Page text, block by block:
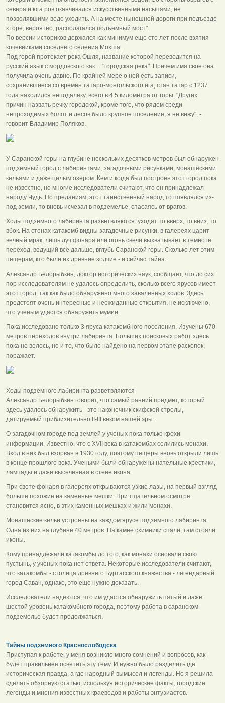
севера и юга ров оканчивался искусственными насыпями, не
позволявшими воде уходить. А на месте нынешней дороги при подъезде
к горе, вероятно, располагался подъемный мост".
По версии историков держался как минимум еще сто лет после взятия
кочевниками соседнего селения Мохша.
Под горой протекает река Ошля, название которой переводится на
русский язык с мордовского как… "городская река". Причем имя свое она
получила очень давно. По крайней мере о ней есть записи,
сохранившиеся со времен татаро-монгольского ига, стан татар с 1237
года находился неподалеку, всего в 4,5 километра от горы. "Других
причин назвать речку городской, кроме того, что рядом среди
непроходимых болот и лесов было крупное поселение, я не вижу", -
говорит Владимир Поляков.
У Саранской горы на глубине нескольких десятков метров был обнаружен
подземный город с лабиринтами, загадочными рисунками, монашескими
кельями и даже целым озером. Кем и когда был построен этот город пока
не известно, но многие исследователи считают, что он принадлежал
народу Чудь. По преданиям, этот таинственный народ то появлялся из-
под земли, то вновь исчезал в подземелье, спасаясь от врагов.
Ходы подземного лабиринта разветвляются: уходят то вверх, то вниз, то
вбок. На стенах катакомб видны загадочные рисунки, в галереях царит
вечный мрак, лишь луч фонаря или огонь свечи выхватывает в темноте
переход, ведущий всё дальше, вглубь Саранской горы. Сколько лет этим
пещерам, кто были их древние зодчие - и сейчас тайна.
Александр Белорыбкин, доктор исторических наук, сообщает, что до сих
пор исследователям не удалось определить, сколько всего ярусов имеет
этот город, так как было обнаружено много заваленных ходов. Здесь
предстоят очень интересные и неожиданные открытия, не исключено,
что ученым удастся обнаружить мумии.
Пока исследовано только 3 яруса катакомбного поселения. Изучены 670
метров переходов внутри лабиринта. Больших поисковых работ здесь
пока не велось, но и то, что было найдено на первом этапе раскопок,
поражает.
Ходы подземного лабиринта разветвляются
Александр Белорыбкин говорит, что самый ранний предмет, который
здесь удалось обнаружить - это наконечник скифской стрелы,
датируемый приблизительно II-III веком нашей эры.
О загадочном городе под землей у ученых пока только крохи
информации. Известно, что с XVII века в катакомбах селились монахи.
Вход в них был взорван в 1930 году, поэтому пещеры вновь открыли лишь
в конце прошлого века. Учеными были обнаружены нательные крестики,
лампады и даже высеченная в стене икона.
При свете фонаря в галереях открываются узкие лазы, на первый взгляд
больше похожие на каменные мешки. При тщательном осмотре
становится ясно, в этих каменных мешках и жили монахи.
Монашеские кельи устроены на каждом ярусе подземного лабиринта.
Одна из них на глубине 40 метров. На камне схимники спали, там стояли
иконы.
Кому принадлежали катакомбы до того, как монахи основали свою
пустынь, у ученых пока нет ответа. Некоторые исследователи считают,
что катакомбы - столица древнего Буртасского княжества - легендарный
город Саван, однако, это еще нужно доказать.
Исследователи надеются, что им удастся обнаружить пятый и даже
шестой уровень катакомбного города, поэтому работа в саранском
подземелье будет продолжаться.
Тайны подземного Краснослободска
Приступая к работе, у меня возникло много сомнений и вопросов, как
будет правильнее осветить эту тему. И нужно было разделить где
историческая правда, а где народный вымысел и легенды. Но я решила
сделать обзорную статью, используя исторические факты, городские
легенды и мнения известных краеведов и работы энтузиастов.